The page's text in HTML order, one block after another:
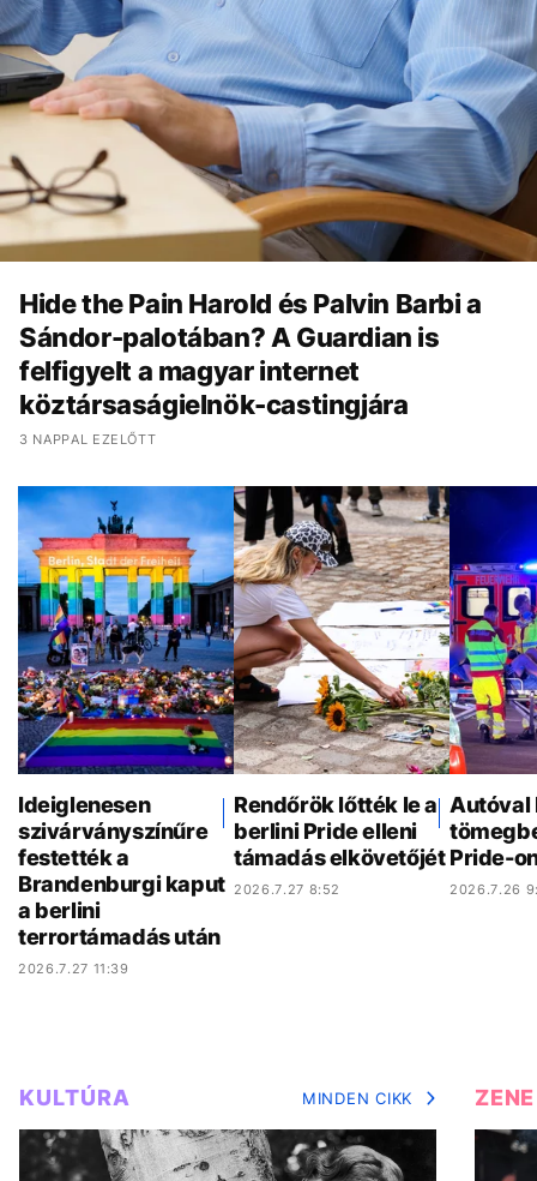
Hide the Pain Harold és Palvin Barbi a
Sándor-palotában? A Guardian is
felfigyelt a magyar internet
köztársaságielnök-castingjára
3 NAPPAL EZELŐTT
Ideiglenesen
szivárványszínűre
festették a
Brandenburgi kaput
a berlini
terrortámadás után
2026.7.27 11:39
Rendőrök lőtték le a
berlini Pride elleni
támadás elkövetőjét
2026.7.27 8:52
Autóval
Pride-
2026.7.26
KULTÚRA MINDEN CIKK ZENE